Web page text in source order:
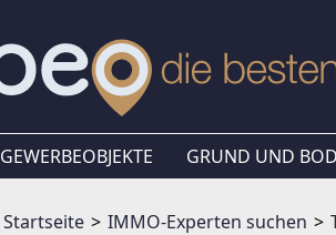
GEWERBEOBJEKTE GRUND UND
Startseite IMMO-Experten suchen